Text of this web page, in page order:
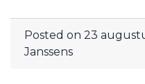
Posted on 23
Janssens